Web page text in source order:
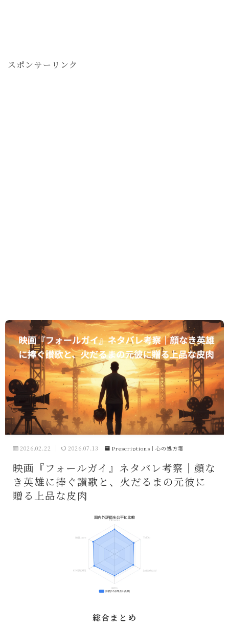
スポンサーリンク
2026.02.22 2026.07.13 Prescriptions｜心の処方箋
映画『フォールガイ』ネタバレ考察｜顔な
き英雄に捧ぐ讃歌と、火だるまの元彼に
贈る上品な皮肉
総合まとめ